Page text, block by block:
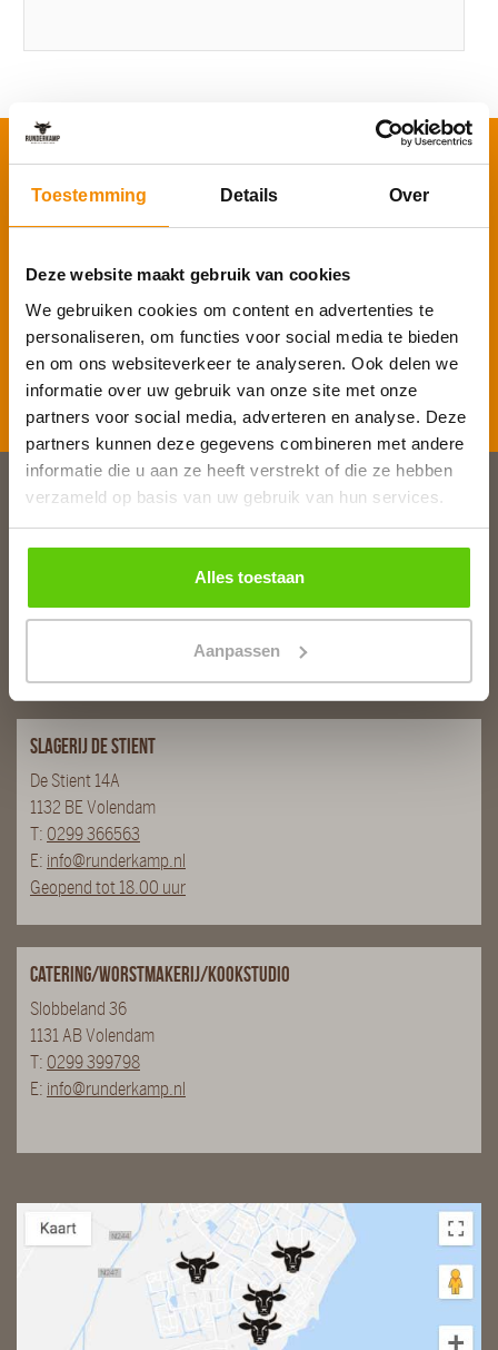
Toestemming Details Over
Deze website maakt gebruik van cookies
We gebruiken cookies om content en advertenties te
personaliseren, om functies voor social media te bieden
en om ons websiteverkeer te analyseren. Ook delen we
informatie over uw gebruik van onze site met onze
partners voor social media, adverteren en analyse. Deze
partners kunnen deze gegevens combineren met andere
informatie die u aan ze heeft verstrekt of die ze hebben
verzameld op basis van uw gebruik van hun services.
Alles toestaan
Aanpassen
Schrijf je in voor onze nieuwsbrief
Voornaam*
Inschrijven
Burg. Van Baarstraat 10
T:0299 - 363312
Slagerij De Stient
De Stient 14A
1132 BE Volendam
T: 0299 366563
E: info@runderkamp.nl
Geopend tot 18.00 uur
Catering/Worstmakerij/Kookstudio
Slobbeland 36
1131 AB Volendam
T: 0299 399798
E: info@runderkamp.nl